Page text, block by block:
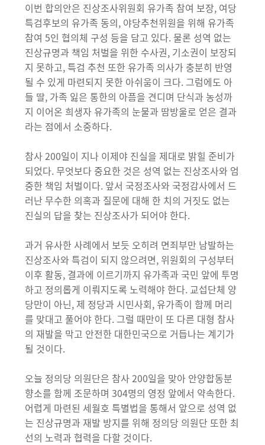
이번 합의안은 진상조사위원회 유가족 참여 보장, 여당
특검후보의 유가족 동의, 야당추천위원을 위해 유가족
참여 5인 협의체 구성 등을 담고 있다. 물론 성역 없는
진상규명과 책임 처벌을 위한 수사권, 기소권이 보장되
지 못하고, 특검 추천 또한 유가족 의사가 충분히 반영
될 수 있게 마련되지 못한 아쉬움이 크다. 그럼에도 아
들 딸, 가족 잃은 통한의 아픔을 견디며 단식과 농성까
지 이어온 희생자 유가족의 눈물과 땀방울로 얻은 결과
라는 점에서 소중하다.
참사 200일이 지나 이제야 진실을 제대로 밝힐 준비가
되었다. 무엇보다 중요한 것은 성역 없는 진상조사와 엄
중한 책임 처벌이다. 앞서 국정조사와 국정감사에서 드
러난 무수한 의혹과 질문에 대해 한 치의 거짓도 없는
진실의 답을 찾는 진상조사가 되어야 한다.
과거 유사한 사례에서 보듯 오히려 면죄부만 남발하는
진상조사와 특검이 되지 않으려면, 위원회의 구성부터
이후 활동, 결과에 이르기까지 유가족과 국민 앞에 투명
하고 정의롭게 이뤄지도록 노력해야 한다. 교섭단체 양
당만이 아닌, 제 정당과 시민사회, 유가족이 함께 머리
를 맞대고 풀어야 한다. 그럴 때만이 또 다른 대형 참사
의 재발을 막고 안전한 대한민국으로 거듭나는 계기가
될 것이다.
오늘 정의당 의원단은 참사 200일을 맞아 안양합동분
향소를 함께 조문하며 304명의 영정 앞에서 약속한다.
어렵게 마련된 세월호 특별법을 통해서 앞으로 성역 없
는 진상규명과 재발 방지를 위해 정의당 의원단 또한 최
선의 노력과 협력을 다할 것이다.